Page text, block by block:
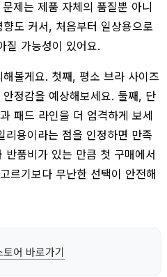
제는 제품 자체의 품질뿐 아니
도 커서, 처음부터 일상용으로
질 가능성이 있어요.
볼게요. 첫째, 평소 브라 사이즈
정감을 예상해보세요. 둘째, 단
패드 라인을 더 엄격하게 보세
용이라는 점을 인정하면 만족
품비가 있는 만큼 첫 구매에서
르기보다 무난한 선택이 안전해
토어 바로가기